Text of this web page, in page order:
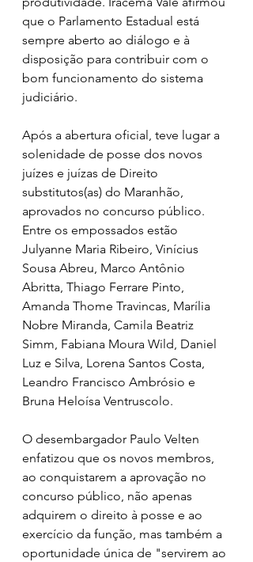
que o Parlamento Estadual está
sempre aberto ao diálogo e à
disposição para contribuir com o
bom funcionamento do sistema
judiciário.
Após a abertura oficial, teve lugar a
solenidade de posse dos novos
juízes e juízas de Direito
substitutos(as) do Maranhão,
aprovados no concurso público.
Entre os empossados estão
Julyanne Maria Ribeiro, Vinícius
Sousa Abreu, Marco Antônio
Abritta, Thiago Ferrare Pinto,
Amanda Thome Travincas, Marília
Nobre Miranda, Camila Beatriz
Simm, Fabiana Moura Wild, Daniel
Luz e Silva, Lorena Santos Costa,
Leandro Francisco Ambrósio e
Bruna Heloísa Ventruscolo.
O desembargador Paulo Velten
enfatizou que os novos membros,
ao conquistarem a aprovação no
concurso público, não apenas
adquirem o direito à posse e ao
exercício da função, mas também a
oportunidade única de "servirem ao